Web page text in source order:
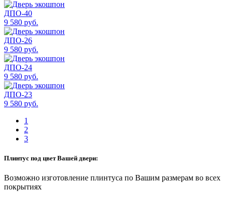
ДПО-40
9 580 руб.
ДПО-26
9 580 руб.
ДПО-24
9 580 руб.
ДПО-23
9 580 руб.
1
2
3
Плинтус под цвет Вашей двери:
Возможно изготовление плинтуса по Вашим размерам во всех
покрытиях